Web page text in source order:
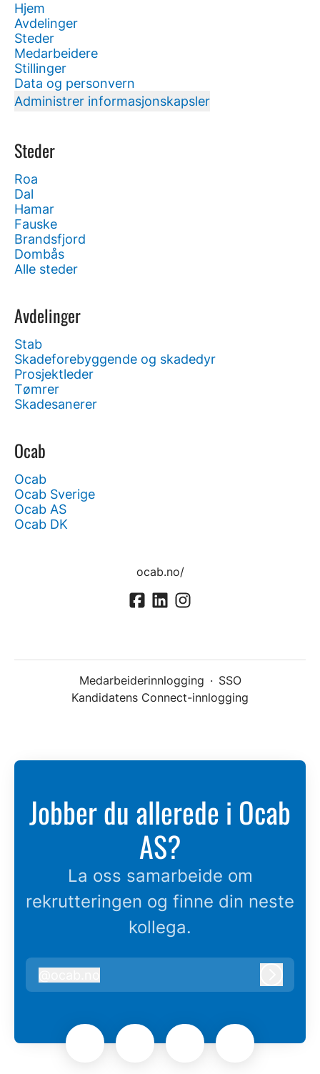
Hjem
Avdelinger
Steder
Medarbeidere
Stillinger
Data og personvern
Administrer informasjonskapsler
Steder
Roa
Dal
Hamar
Fauske
Brandsfjord
Dombås
Alle steder
Avdelinger
Stab
Skadeforebyggende og skadedyr
Prosjektleder
Tømrer
Skadesanerer
Ocab
Ocab
Ocab Sverige
Ocab AS
Ocab DK
ocab.no/
Medarbeiderinnlogging · SSO
Kandidatens Connect-innlogging
Jobber du allerede i Ocab
AS?
La oss samarbeide om
rekrutteringen og finne din neste
kollega.
ocab.no